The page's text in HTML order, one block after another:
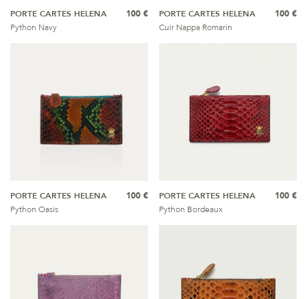
PORTE CARTES HELENA
Python Navy
100 €
PORTE CARTES HELENA
Cuir Nappa Romarin
100 €
PORTE CARTES HELENA
Python Oasis
100 €
PORTE CARTES HELENA
Python Bordeaux
100 €